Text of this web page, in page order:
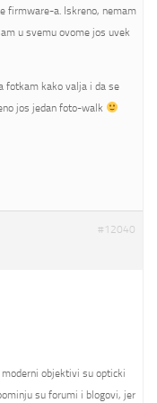
firmware-a. Iskreno, nemam
u svemu ovome jos uvek
fotkam kako valja i da se
jos jedan foto-walk
#12040
moderni objektivi su opticki
su forumi i blogovi, jer